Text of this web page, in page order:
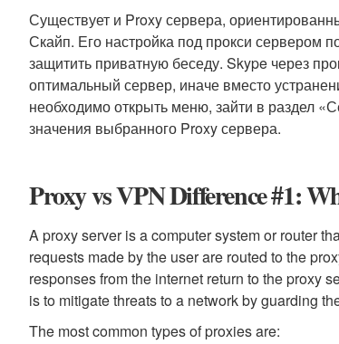
Существует и Proxy сервера,
Скайп. Его настройка под прокси сервером
защитить приватную беседу. Skype через
оптимальный сервер, иначе вместо
необходимо открыть меню, зайти в раздел
значения выбранного Proxy сервера.
Proxy vs VPN Difference #1:
A proxy server is a computer system or router
requests made by the user are routed to the
responses from the internet return to the proxy
is to mitigate threats to a network by guarding
The most common types of proxies are: